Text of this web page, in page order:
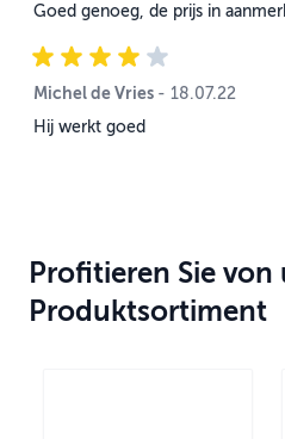
Goed genoeg, de prijs in
Michel de Vries - 18. Juli 2022
18.07.22
Hij werkt goed
Profitieren Sie
Produktsortiment